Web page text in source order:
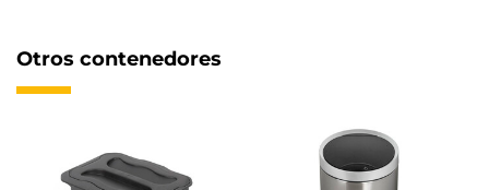
Otros contenedores